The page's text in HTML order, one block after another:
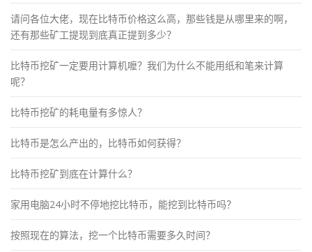
请问各位大佬，现在比特币价格这么高，那些钱是从哪里来的啊，
还有那些矿工提现到底真正提到多少？
比特币挖矿一定要用计算机嚒？我们为什么不能用纸和笔来计算
呢？
比特币挖矿的耗电量有多惊人？
比特币是怎么产出的，比特币如何获得？
比特币挖矿到底在计算什么？
家用电脑24小时不停地挖比特币，能挖到比特币吗？
按照现在的算法，挖一个比特币需要多久时间？